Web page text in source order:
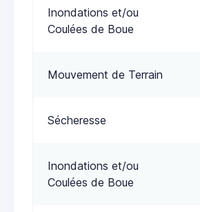
Inondations et/ou
Coulées de Boue
Mouvement de Terrain
Sécheresse
Inondations et/ou
Coulées de Boue